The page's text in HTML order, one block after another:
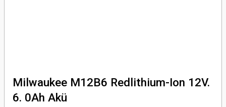
Milwaukee M12B6 Redlithium-Ion 12V.
6. 0Ah Akü